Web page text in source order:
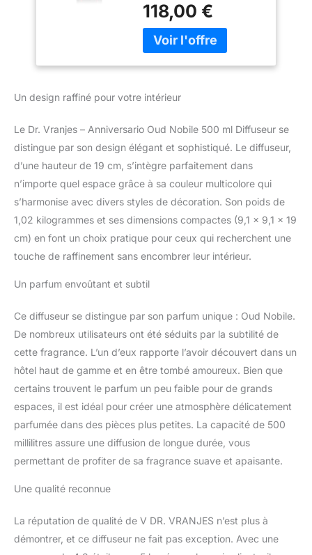
Atmosphère: Stimulant
Base (Ø) x hauter (cm):
500 ml: 9,1 x 19 no
118,00 €
Un design raffiné pour votre intérieur
Le Dr. Vranjes – Anniversario Oud Nobile 500 ml Diffuseur se
distingue par son design élégant et sophistiqué. Le diffuseur,
d’une hauteur de 19 cm, s’intègre parfaitement dans
n’importe quel espace grâce à sa couleur multicolore qui
s’harmonise avec divers styles de décoration. Son poids de
1,02 kilogrammes et ses dimensions compactes (9,1 x 9,1 x 19
cm) en font un choix pratique pour ceux qui recherchent une
touche de raffinement sans encombrer leur intérieur.
Un parfum envoûtant et subtil
Ce diffuseur se distingue par son parfum unique : Oud Nobile.
De nombreux utilisateurs ont été séduits par la subtilité de
cette fragrance. L’un d’eux rapporte l’avoir découvert dans un
hôtel haut de gamme et en être tombé amoureux. Bien que
certains trouvent le parfum un peu faible pour de grands
espaces, il est idéal pour créer une atmosphère délicatement
parfumée dans des pièces plus petites. La capacité de 500
millilitres assure une diffusion de longue durée, vous
permettant de profiter de sa fragrance suave et apaisante.
Une qualité reconnue
La réputation de qualité de V DR. VRANJES n’est plus à
démontrer, et ce diffuseur ne fait pas exception. Avec une